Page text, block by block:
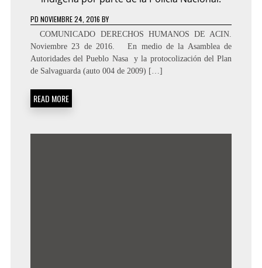
PD NOVIEMBRE 24, 2016 BY
­­COMUNICADO DERECHOS HUMANOS DE ACIN.
Noviembre 23 de 2016. En medio de la Asamblea de
Autoridades del Pueblo Nasa y la protocolización del Plan
de Salvaguarda (auto 004 de 2009) […]
READ MORE